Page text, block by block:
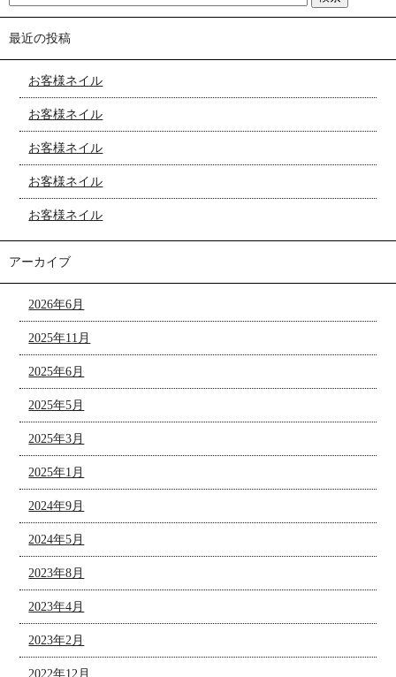
最近の投稿
お客様ネイル
お客様ネイル
お客様ネイル
お客様ネイル
お客様ネイル
アーカイブ
2026年6月
2025年11月
2025年6月
2025年5月
2025年3月
2025年1月
2024年9月
2024年5月
2023年8月
2023年4月
2023年2月
2022年12月